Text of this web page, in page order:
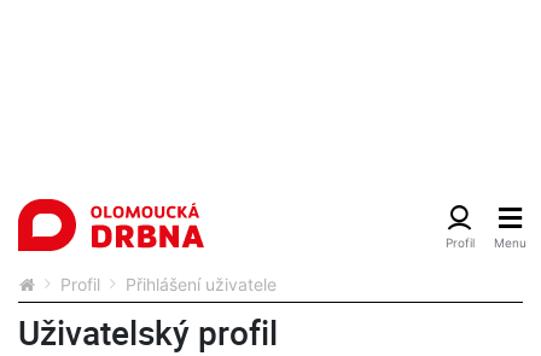
Profil Přihlášení uživatele
Uživatelský profil